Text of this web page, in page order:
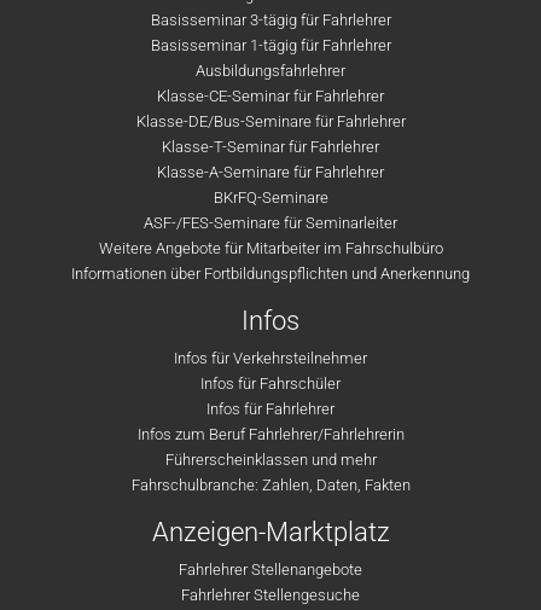
Basisseminar 3-tägig für Fahrlehrer
Basisseminar 1-tägig für Fahrlehrer
Ausbildungsfahrlehrer
Klasse-CE-Seminar für Fahrlehrer
Klasse-DE/Bus-Seminare für Fahrlehrer
Klasse-T-Seminar für Fahrlehrer
Klasse-A-Seminare für Fahrlehrer
BKrFQ-Seminare
ASF-/FES-Seminare für Seminarleiter
Weitere Angebote für Mitarbeiter im Fahrschulbüro
Informationen über Fortbildungspflichten und Anerkennung
Infos
Infos für Verkehrsteilnehmer
Infos für Fahrschüler
Infos für Fahrlehrer
Infos zum Beruf Fahrlehrer/Fahrlehrerin
Führerscheinklassen und mehr
Fahrschulbranche: Zahlen, Daten, Fakten
Anzeigen-Marktplatz
Fahrlehrer Stellenangebote
Fahrlehrer Stellengesuche